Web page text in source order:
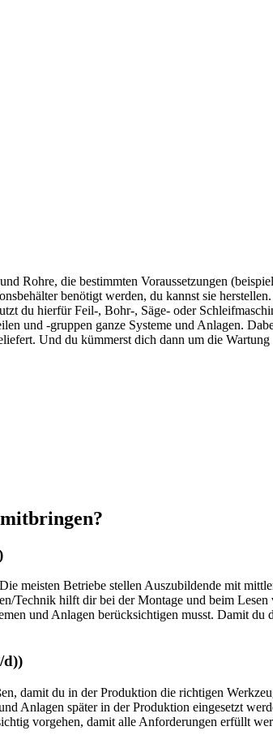
Rohre, die bestimmten Voraussetzungen
benötigt werden, du kannst sie
du hierfür Feil-, Bohr-, Säge- oder
und -gruppen ganze Systeme und Anlagen.
Und du kümmerst dich dann um die
mitbringen?
meisten Betriebe stellen Auszubildende mit
Technik hilft dir bei der Montage und beim
und Anlagen berücksichtigen musst. Damit du
d))
damit du in der Produktion die richtigen
Anlagen später in der Produktion eingesetzt
vorgehen, damit alle Anforderungen erfüllt